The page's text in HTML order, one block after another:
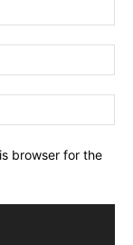
browser for the